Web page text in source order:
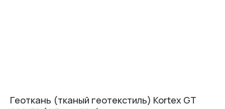
Геоткань (тканый геотекстиль) Kortex GT